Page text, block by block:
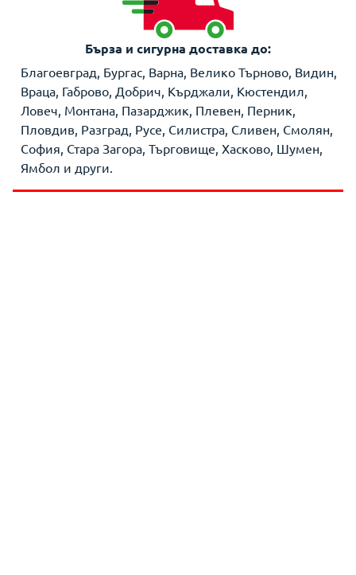
Бърза и сигурна доставка до:
Благоевград, Бургас, Варна, Велико Търново, Видин,
Враца, Габрово, Добрич, Кърджали, Кюстендил,
Ловеч, Монтана, Пазарджик, Плевен, Перник,
Пловдив, Разград, Русе, Силистра, Сливен, Смолян,
София, Стара Загора, Търговище, Хасково, Шумен,
Ямбол и други.